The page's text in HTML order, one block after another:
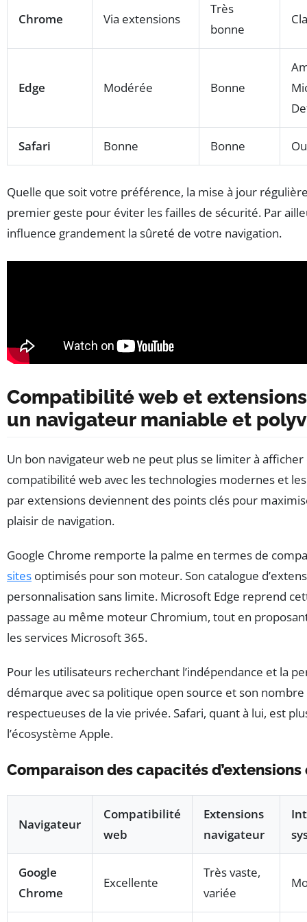
Chrome Via extensions
Très
bonne
Edge Modérée Bonne
Safari Bonne Bonne
Quelle que soit votre préférence, la mise à jour
premier geste pour éviter les failles de sécurité. Par
influence grandement la sûreté de votre navigation.
Compatibilité web et
un navigateur maniable et
Un bon navigateur web ne peut plus se limiter à
compatibilité web avec les technologies modernes et
par extensions deviennent des points clés pour
plaisir de navigation.
Google Chrome remporte la palme en termes de
sites optimisés pour son moteur. Son catalogue
personnalisation sans limite. Microsoft Edge reprend
passage au même moteur Chromium, tout en
les services Microsoft 365.
Pour les utilisateurs recherchant l’indépendance et la
démarque avec sa politique open source et son nombre
respectueuses de la vie privée. Safari, quant à lui, est
l’écosystème Apple.
Comparaison des capacités
Navigateur
Compatibilité
web
Extensions
navigateur
Google
Chrome
Excellente
Très vaste,
variée